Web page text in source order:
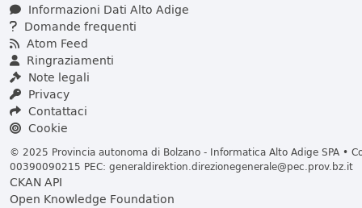
Informazioni Dati Alto Adige
Domande frequenti
Atom Feed
Ringraziamenti
Note legali
Privacy
Contattaci
Cookie
© 2025 Provincia autonoma di Bolzano - Informatica Alto Adige SPA •
00390090215 PEC: generaldirektion.direzionegenerale@pec.prov.bz.it
CKAN API
Open Knowledge Foundation